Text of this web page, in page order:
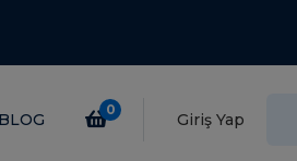
0
Giriş Yap